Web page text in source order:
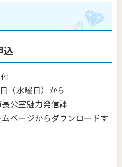
込
（水曜日）から
公室魅力発信課
ページからダウンロードす